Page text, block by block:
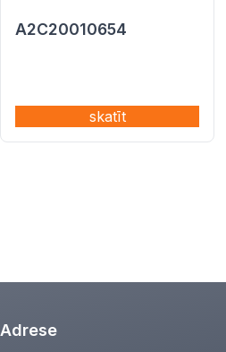
A2C20010654
skatīt
Adrese